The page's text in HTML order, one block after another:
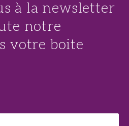
à la newsletter
notre
votre boite